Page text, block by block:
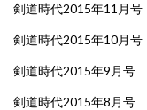
剣道時代2015年11月号
剣道時代2015年10月号
剣道時代2015年9月号
剣道時代2015年8月号